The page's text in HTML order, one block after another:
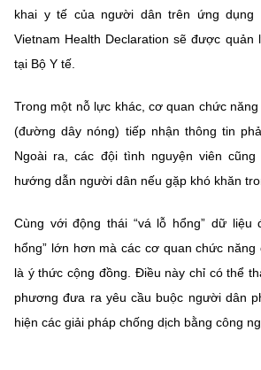
khai y tế của người dân trên ứng dụng
Vietnam Health Declaration sẽ được quản
tại Bộ Y tế.
Trong một nỗ lực khác, cơ quan chức
(đường dây nóng) tiếp nhận thông tin
Ngoài ra, các đội tình nguyện viên
hướng dẫn người dân nếu gặp khó khăn
Cùng với động thái “vá lỗ hổng” dữ liệu
hổng” lớn hơn mà các cơ quan chức năng
là ý thức cộng đồng. Điều này chỉ có thể
phương đưa ra yêu cầu buộc người dân
hiện các giải pháp chống dịch bằng công